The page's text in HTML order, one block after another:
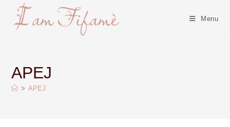
Menu
APEJ
> APEJ